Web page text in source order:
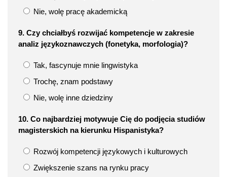
Nie, wolę pracę akademicką
9. Czy chciałbyś rozwijać kompetencje w zakresie
analiz językoznawczych (fonetyka, morfologia)?
Tak, fascynuje mnie lingwistyka
Trochę, znam podstawy
Nie, wolę inne dziedziny
10. Co najbardziej motywuje Cię do podjęcia studiów
magisterskich na kierunku Hispanistyka?
Rozwój kompetencji językowych i kulturowych
Zwiększenie szans na rynku pracy